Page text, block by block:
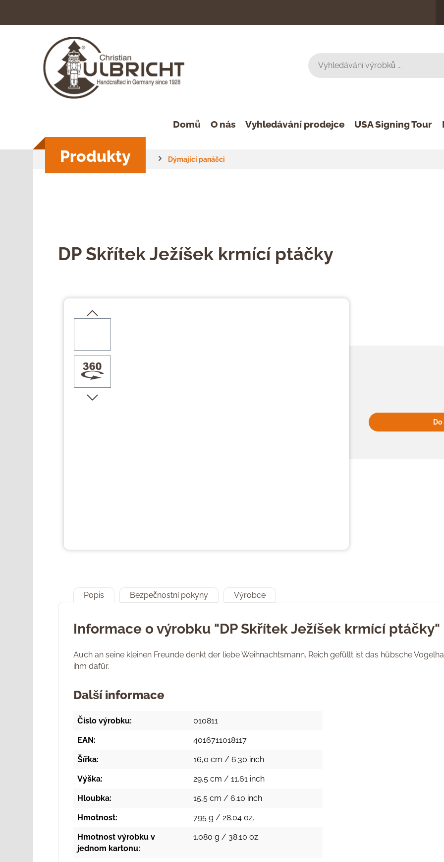
Domů
Produkty
O nás Vyhledávání prodejce USA Signing Tour
Dýmající panáčci
DP Skřítek Ježíšek krmící ptáčky
Popis Bezpečnostní pokyny Výrobce
Informace o výrobku "DP Skřítek Ježíšek krmící ptáčky"
Auch an seine kleinen Freunde denkt der liebe Weihnachtsmann. Reich gefüllt ist das hübsche
ihm dafür.
Další informace
Číslo výrobku: 010811
EAN: 4016711018117
Šířka: 16,0 cm / 6.30 inch
Výška: 29,5 cm / 11.61 inch
Hloubka: 15,5 cm / 6.10 inch
Hmotnost: 795 g / 28.04 oz.
Hmotnost výrobku v
jednom kartonu:
1.080 g / 38.10 oz.